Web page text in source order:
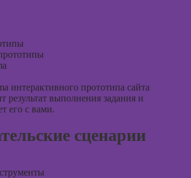
интерактивного прототипа сайта
результат выполнения задания и
его с вами.
сценарии